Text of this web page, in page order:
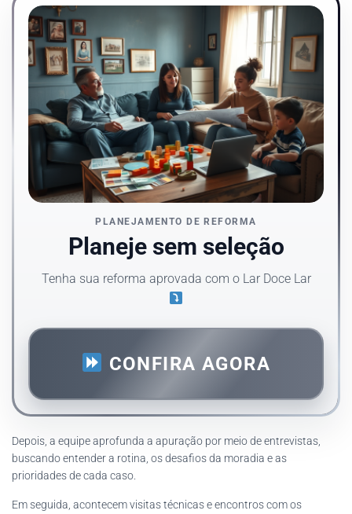
PLANEJAMENTO DE REFORMA
Planeje sem seleção
Tenha sua reforma aprovada com o Lar Doce Lar
CONFIRA AGORA
Depois, a equipe aprofunda a apuração por meio de entrevistas,
buscando entender a rotina, os desafios da moradia e as
prioridades de cada caso.
Em seguida, acontecem visitas técnicas e encontros com os